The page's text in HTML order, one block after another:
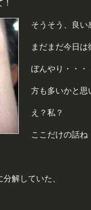
そうそう、良い
まだまだ今日
ぼんやり・・・
方も多いかと思
え？私？
ここだけの話ね
解していた、